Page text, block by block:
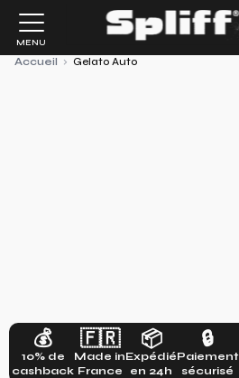
contenu
MENU
Accueil › Gelato Auto
💰
10% de
cashback
🇫🇷
Made in
France
📦
Expédié
en 24h
🔒
Paiement
sécurisé